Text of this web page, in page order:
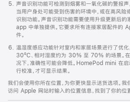
声音识别功能可检测到烟雾和一氧化碳的警报声
当用户身处可能受到伤害的环境中，或在高风险
识别功能。声音识别功能需要使用升级更新后的
app 中单独提供。它要求所有连接家居配件的
件。
温湿度感应功能针对室内和家居场景进行了优
30ºC、相对湿度约为 30% 至 70% 的场景。
况下，准确性可能会降低。HomePod mini 在
行校准，才可显示结果。
我们会使用你所在位置，为你更快显示送货选项。
访问 Apple 网站时输入的位置信息，找到了你的位置